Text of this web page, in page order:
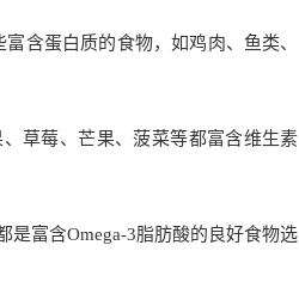
含蛋白质的食物，如鸡肉、鱼类、
草莓、芒果、菠菜等都富含维生素
是富含Omega-3脂肪酸的良好食物选